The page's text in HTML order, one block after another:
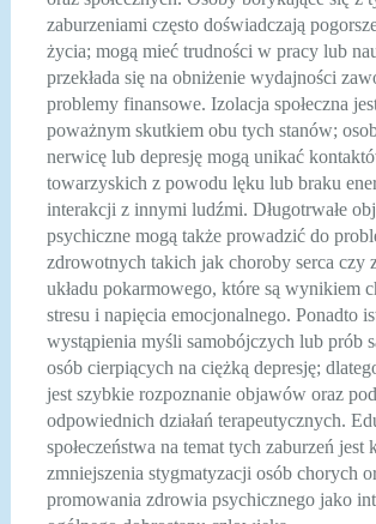
zaburzeniami często doświadczają
życia; mogą mieć trudności w pracy lub
przekłada się na obniżenie wydajności
problemy finansowe. Izolacja społeczna
poważnym skutkiem obu tych stanów;
nerwicę lub depresję mogą unikać
towarzyskich z powodu lęku lub braku
interakcji z innymi ludźmi. Długotrwałe
psychiczne mogą także prowadzić do
zdrowotnych takich jak choroby serca czy
układu pokarmowego, które są wynikiem
stresu i napięcia emocjonalnego. Ponadto
wystąpienia myśli samobójczych lub prób
osób cierpiących na ciężką depresję;
jest szybkie rozpoznanie objawów oraz
odpowiednich działań terapeutycznych.
społeczeństwa na temat tych zaburzeń jest
zmniejszenia stygmatyzacji osób chorych
promowania zdrowia psychicznego jako